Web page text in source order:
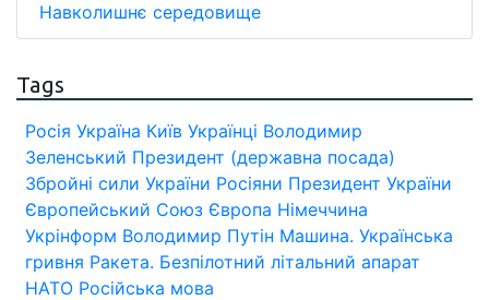
Навколишнє середовище
Tags
Росія Україна Київ Українці Володимир
Зеленський Президент (державна посада)
Збройні сили України Росіяни Президент України
Європейський Союз Європа Німеччина
Укрінформ Володимир Путін Машина. Українська
гривня Ракета. Безпілотний літальний апарат
НАТО Російська мова